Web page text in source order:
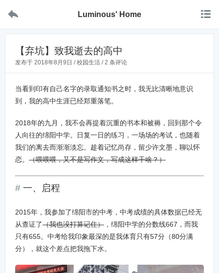
 Luminous' Home 
【弃坑】致我逝去的高中
发布于 2018年8月9日 /校园生活 /2 条评论
当看到印有自己名字的录取通知书之时，我无比清晰地意识
到，我的高中生涯已经郑重落笔。
2018年的九月，我不会再提着沉重的书本和被褥，回到那个令
人向往的绵阳中学。日复一日的练习，一场场的考试，也随着
我们的离去而渐渐淡忘。趁着记忆尚存，留少许文墨，聊以怀
恋。 （喂喂喂，又不是写作文，写成这样干啥？）
一、启程
2015年，我参加了绵阳市的中考，中考成绩的具体数据已经无
从查证了（我也没打算记住） ，绵阳中学的分数线667，而我
只有655。中考给我印象最深的是我体育只有57分（80分满
分），就这个差点把我拖下水。